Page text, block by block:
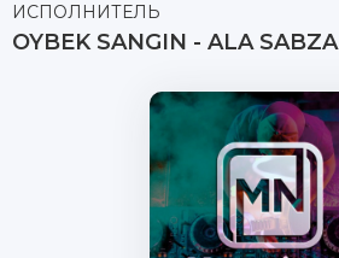
ИСПОЛНИТЕЛЬ
OYBEK SANGIN - ALA SABZA